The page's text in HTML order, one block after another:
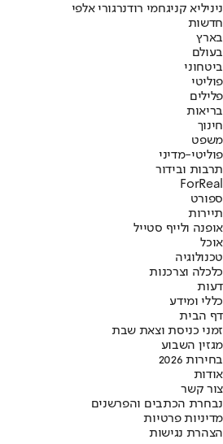
ניניליא קניגחמי רודנרגורי אלפי
חדשות
בארץ
בעולם
ביטחוני
פוליטי
פלילים
בריאות
חינוך
משפט
פוליטי-מדיני
תרבות ובידור
ForReal
ספורט
תיירות
אופנה ולייף סטייל
אוכל
טכנולוגיה
כלכלה וצרכנות
דעות
כללי ומידע
דף הבית
זמני כניסת וצאת שבת
מגזין השבוע
בחירות 2026
אודות
צור קשר
נבחרת הכתבים והפרשנים
מדיניות פרטיות
הצהרת נגישות